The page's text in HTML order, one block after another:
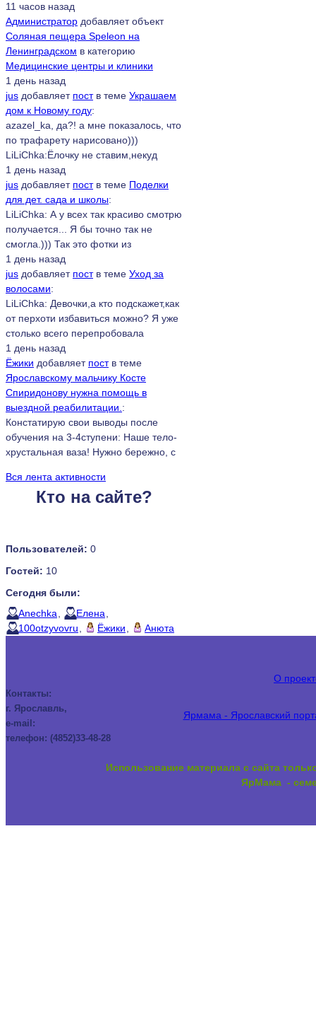
11 часов назад
Администратор добавляет объект
Соляная пещера Speleon на
Ленинградском в категорию
Медицинские центры и клиники
1 день назад
jus добавляет поств теме Украшаем
дом к Новому году:
azazel_ka, да?! а мне показалось, что
по трафарету нарисовано)))
LiLiChka:Ёлочку не ставим,некуд
1 день назад
jus добавляет поств теме Поделки
для дет. сада и школы:
LiLiChka: А у всех так красиво смотрю
получается... Я бы точно так не
смогла.))) Так это фотки из
1 день назад
jus добавляет поств теме Уход за
волосами:
LiLiChka: Девочки,а кто подскажет,как
от перхоти избавиться можно? Я уже
столько всего перепробовала
1 день назад
Ёжики добавляет поств теме
Ярославскому мальчику Косте
Спиридонову нужна помощь в
выездной реабилитации. :
Констатирую свои выводы после
обучения на 3-4ступени: Наше тело-
хрустальная ваза! Нужно бережно, с
Вся лента активности
Кто на сайте?
Пользователей: 0
Гостей: 10
Сегодня были:
Anechka
Елена
100otzyvovru
Ёжики Анюта
О
Контакты:
г. Ярославль,
e-mail:
телефон: (4852)33-48-28
Ярмама - Ярославский
Использование материала с сайта
ЯрМама -